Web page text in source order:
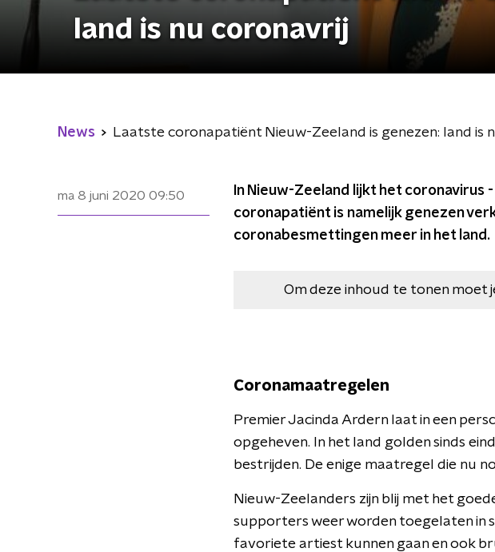
land is nu coronavrij
News Laatste coronapatiënt Nieuw-Zeeland is genezen: land is
ma 8 juni 2020 09:50
In Nieuw-Zeeland lijkt het
coronapatiënt is namelijk genezen
coronabesmettingen meer in het land.
Om deze inhoud te tonen moet
Coronamaatregelen
Premier Jacinda Ardern laat in een
opgeheven. In het land golden sinds
bestrijden. De enige maatregel die nu
Nieuw-Zeelanders zijn blij met het
supporters weer worden toegelaten in
favoriete artiest kunnen gaan en ook